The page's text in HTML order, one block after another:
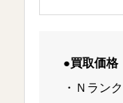
●買取価格
・Ｎラン